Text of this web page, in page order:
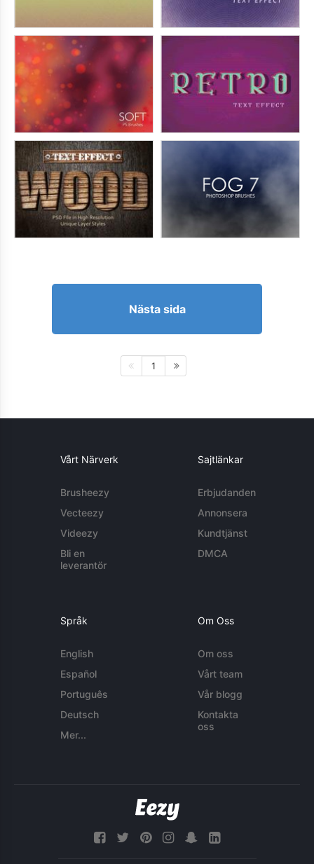
Nästa sida
1
Vårt Närverk
Brusheezy
Vecteezy
Videezy
Bli en
leverantör
Sajtlänkar
Erbjudanden
Annonsera
Kundtjänst
DMCA
Språk
English
Español
Português
Deutsch
Mer...
Om Oss
Om oss
Vårt team
Vår blogg
Kontakta
oss